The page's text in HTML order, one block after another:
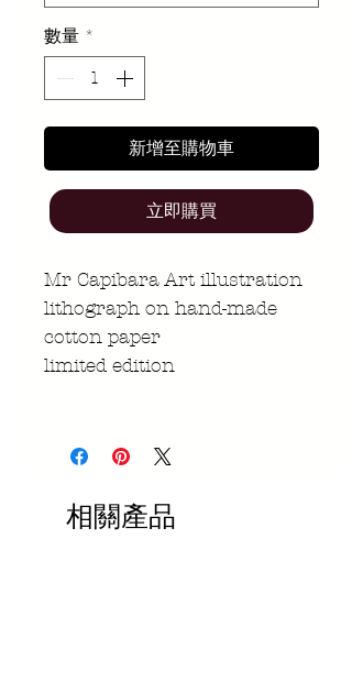
數量 *
新增至購物車
立即購買
Mr Capibara Art illustration
lithograph on hand-made
cotton paper
limited edition
相關產品